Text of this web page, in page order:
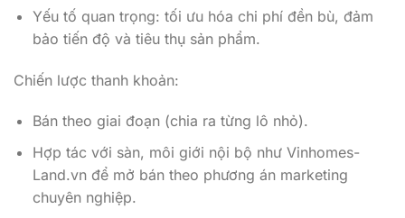
Yếu tố quan trọng: tối ưu hóa chi phí đền bù, đảm
bảo tiến độ và tiêu thụ sản phẩm.
Chiến lược thanh khoản:
Bán theo giai đoạn (chia ra từng lô nhỏ).
Hợp tác với sàn, môi giới nội bộ như Vinhomes-
Land.vn để mở bán theo phương án marketing
chuyên nghiệp.